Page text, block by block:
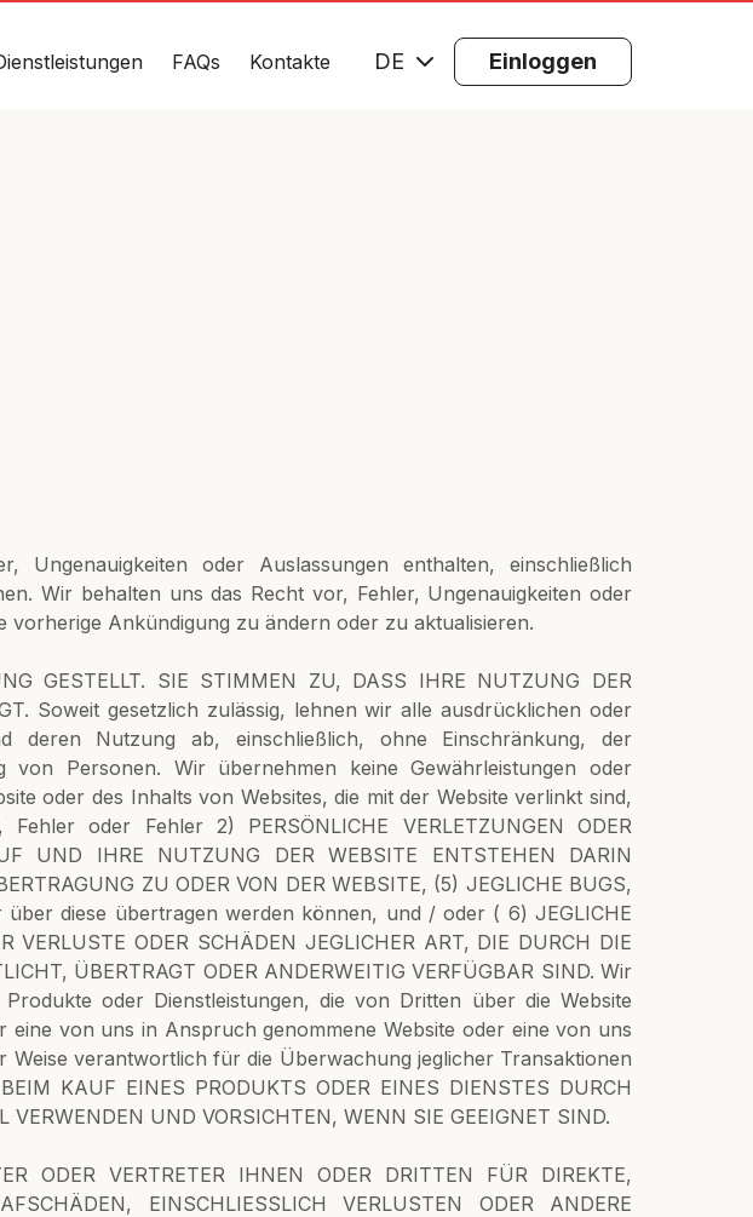
FAQs Kontakte DE Einloggen
oder Auslassungen enthalten, einschließlich
Wir behalten uns das Recht vor, Fehler, Ungenauigkeiten oder
Ankündigung zu ändern oder zu aktualisieren.
GESTELLT. SIE STIMMEN ZU, DASS IHRE NUTZUNG DER
Soweit gesetzlich zulässig, lehnen wir alle ausdrücklichen oder
deren Nutzung ab, einschließlich, ohne Einschränkung, der
Personen. Wir übernehmen keine Gewährleistungen oder
oder des Inhalts von Websites, die mit der Website verlinkt sind,
oder Fehler 2) PERSÖNLICHE VERLETZUNGEN ODER
UND IHRE NUTZUNG DER WEBSITE ENTSTEHEN DARIN
ZU ODER VON DER WEBSITE, (5) JEGLICHE BUGS,
über diese übertragen werden können, und / oder ( 6) JEGLICHE
ODER SCHÄDEN JEGLICHER ART, DIE DURCH DIE
ÜBERTRAGT ODER ANDERWEITIG VERFÜGBAR SIND. Wir
oder Dienstleistungen, die von Dritten über die Website
von uns in Anspruch genommene Website oder eine von uns
verantwortlich für die Überwachung jeglicher Transaktionen
KAUF EINES PRODUKTS ODER EINES DIENSTES DURCH
UND VORSICHTEN, WENN SIE GEEIGNET SIND.
ODER VERTRETER IHNEN ODER DRITTEN FÜR DIREKTE,
EINSCHLIESSLICH VERLUSTEN ODER ANDERE